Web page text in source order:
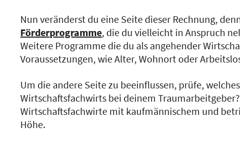
Nun veränderst du eine Seite dieser Rechnung,
Förderprogramme, die du vielleicht in Anspruch
Weitere Programme die du als angehender
Voraussetzungen, wie Alter, Wohnort oder
Um die andere Seite zu beeinflussen, prüfe,
Wirtschaftsfachwirts bei deinem
Wirtschaftsfachwirte mit kaufmännischem und
Höhe.